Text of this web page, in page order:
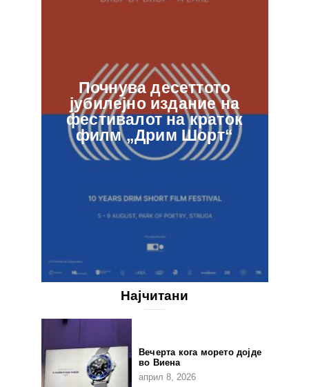
Почнува десеттото
јубилејно издание на
фестивалот на краток
филм „Дрим Шорт“
Најчитани
Вечерта кога морето дојде
во Виена
април 8, 2026